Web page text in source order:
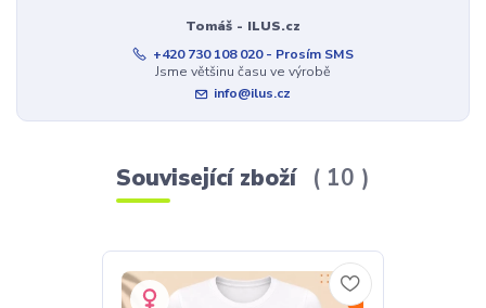
Tomáš - ILUS.cz
+420 730 108 020 - Prosím SMS
Jsme většinu času ve výrobě
info@ilus.cz
Související zboží 10